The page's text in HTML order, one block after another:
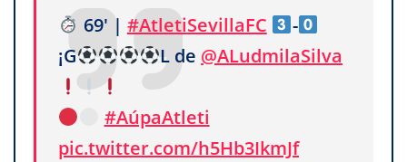
69' | #AtletiSevillaFC
-
¡G
L de @ALudmilaSilva
#AúpaAtleti
pic.twitter.com/h5Hb3IkmJf